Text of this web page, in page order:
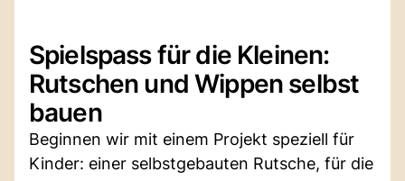
Spielspass für die Kleinen:
Rutschen und Wippen selbst
bauen
Beginnen wir mit einem Projekt speziell für
Kinder: einer selbstgebauten Rutsche, für die